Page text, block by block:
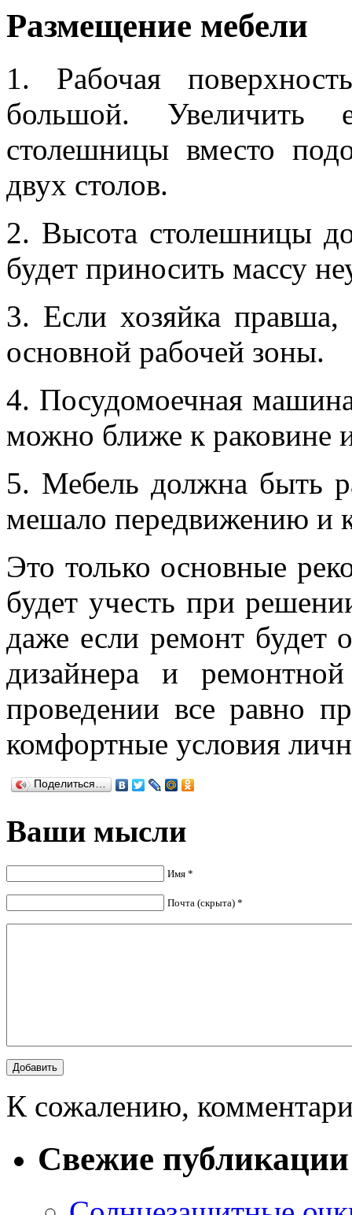
Размещение мебели
1. Рабочая
большой. Увеличить
столешницы вместо
двух столов.
2. Высота столешницы
будет приносить массу
3. Если хозяйка правша,
основной рабочей зоны.
4. Посудомоечная
можно ближе к раковине
5. Мебель должна быть
мешало передвижению и
Это только основные
будет учесть при
даже если ремонт будет
дизайнера и
проведении все равно
комфортные условия
Поделиться…
Ваши мысли
Имя *
Почта (скрыта) *
К сожалению,
Свежие публикации